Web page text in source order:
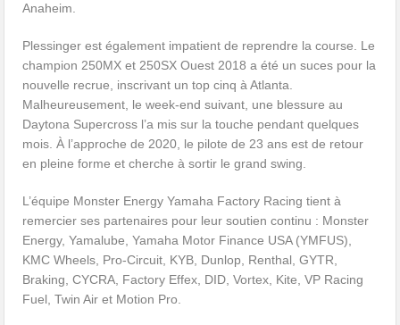
Anaheim.
Plessinger est également impatient de reprendre la course. Le
champion 250MX et 250SX Ouest 2018 a été un suces pour la
nouvelle recrue, inscrivant un top cinq à Atlanta.
Malheureusement, le week-end suivant, une blessure au
Daytona Supercross l’a mis sur la touche pendant quelques
mois. À l’approche de 2020, le pilote de 23 ans est de retour
en pleine forme et cherche à sortir le grand swing.
L’équipe Monster Energy Yamaha Factory Racing tient à
remercier ses partenaires pour leur soutien continu : Monster
Energy, Yamalube, Yamaha Motor Finance USA (YMFUS),
KMC Wheels, Pro-Circuit, KYB, Dunlop, Renthal, GYTR,
Braking, CYCRA, Factory Effex, DID, Vortex, Kite, VP Racing
Fuel, Twin Air et Motion Pro.